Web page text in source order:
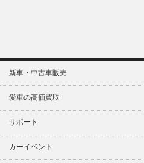
新車・中古車販売
愛車の高価買取
サポート
カーイベント